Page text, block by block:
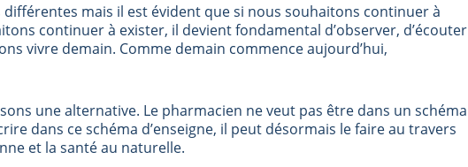
mais il est évident que si nous souhaitons continuer à
continuer à exister, il devient fondamental d’observer, d’écouter
vivre demain. Comme demain commence aujourd’hui,
une alternative. Le pharmacien ne veut pas être dans un schéma
dans ce schéma d’enseigne, il peut désormais le faire au travers
et la santé au naturelle.